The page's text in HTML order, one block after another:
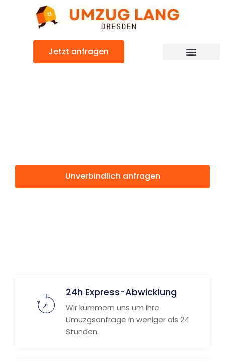
Jetzt anfragen
Unverbindlich anfragen
24h Express-Abwicklung
Wir kümmern uns um Ihre
Umuzgsanfrage in weniger als 24
Stunden.